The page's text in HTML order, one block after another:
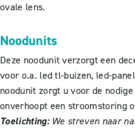
ovale lens.
Noodunits
Deze noodunit verzorgt een
voor o.a. led tl-buizen, led-
noodunit zorgt u voor de
onverhoopt een stroomstoring
Toelichting: We streven naar